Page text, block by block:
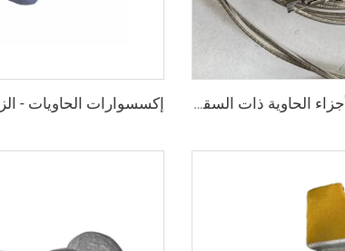
أسلاك نيكلية مقاومة للصدأ لأجزاء الحاوية ذات السقف المفتوح مع كابلات حبل فولاذي مغلفة بالنيون